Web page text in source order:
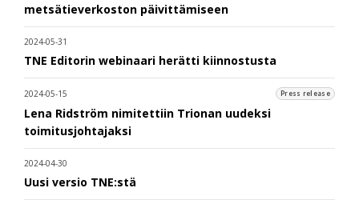
metsätieverkoston päivittämiseen
2024-05-31
TNE Editorin webinaari herätti kiinnostusta
2024-05-15 Press release
Lena Ridström nimitettiin Trionan uudeksi
toimitusjohtajaksi
2024-04-30
Uusi versio TNE:stä